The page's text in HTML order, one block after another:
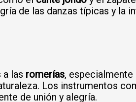
de las danzas típicas y la
a las romerías,
Los instrumentos
de unión y alegría.